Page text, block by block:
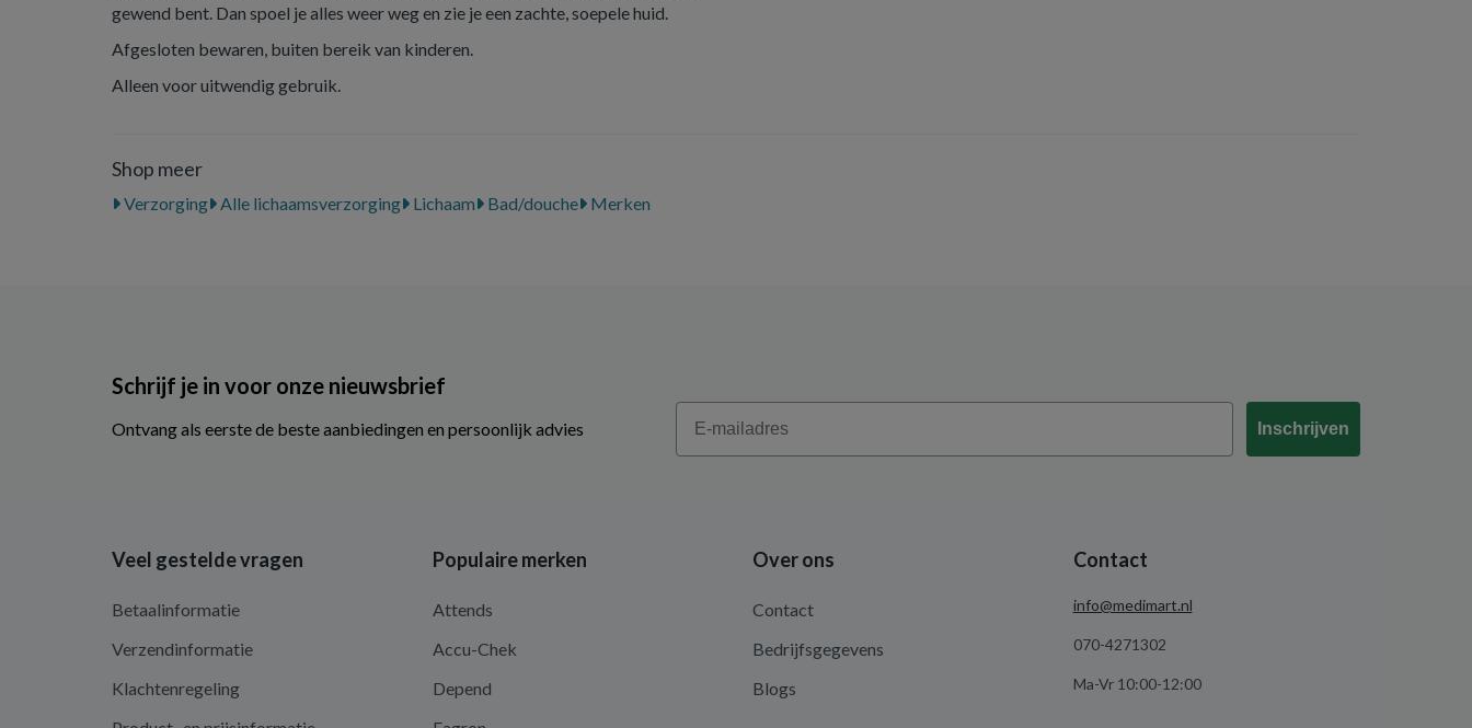
gewend bent. Dan spoel je alles weer weg en zie je een zachte, soepele huid.
Afgesloten bewaren, buiten bereik van kinderen.
Alleen voor uitwendig gebruik.
Shop meer
Verzorging Alle lichaamsverzorging Lichaam Bad/douche Merken
Schrijf je in voor onze nieuwsbrief
Ontvang als eerste de beste aanbiedingen en persoonlijk advies
Email
Inschrijven
Veel gestelde vragen
Betaalinformatie
Verzendinformatie
Klachtenregeling
Populaire merken
Attends
Accu-Chek
Depend
Over ons
Contact
Bedrijfsgegevens
Blogs
Contact
info@medimart.nl
070-4271302
Ma-Vr 10:00-12:00